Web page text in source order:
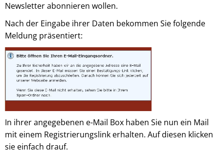
Newsletter abonnieren wollen.
Nach der Eingabe ihrer Daten bekommen Sie folgende
Meldung präsentiert:
In ihrer angegebenen e-Mail Box haben Sie nun ein Mail
mit einem Registrierungslink erhalten. Auf diesen klicken
sie einfach drauf.